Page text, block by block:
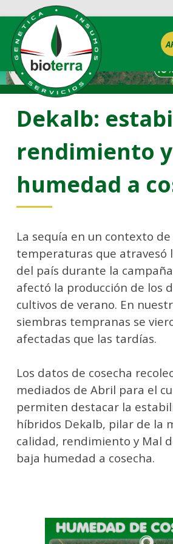
Dekalb:
rendimiento
humedad a
La sequía en un contexto
temperaturas que atravesó
del país durante la
afectó la producción de los
cultivos de verano. En
siembras tempranas se
afectadas que las tardías.
Los datos de cosecha
mediados de Abril para el
permiten destacar la
híbridos Dekalb, pilar de la
calidad, rendimiento y Mal
baja humedad a cosecha.